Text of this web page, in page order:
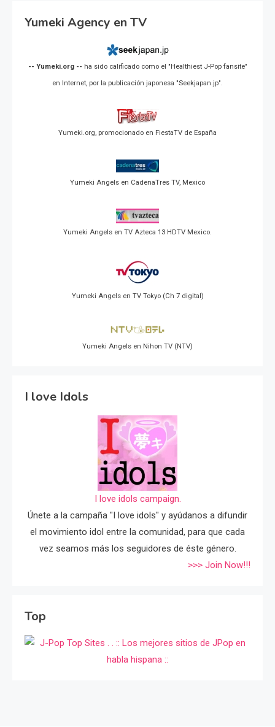
Yumeki Agency en TV
-- Yumeki.org -- ha sido calificado como el "Healthiest J-Pop fansite"
en Internet, por la publicación japonesa "Seekjapan.jp".
Yumeki.org, promocionado en FiestaTV de España
Yumeki Angels en CadenaTres TV, Mexico
Yumeki Angels en TV Azteca 13 HDTV Mexico.
Yumeki Angels en TV Tokyo (Ch 7 digital)
Yumeki Angels en Nihon TV (NTV)
I love Idols
I love idols campaign.
Únete a la campaña "I love idols" y ayúdanos a difundir
el movimiento idol entre la comunidad, para que cada
vez seamos más los seguidores de éste género.
>>> Join Now!!!
Top